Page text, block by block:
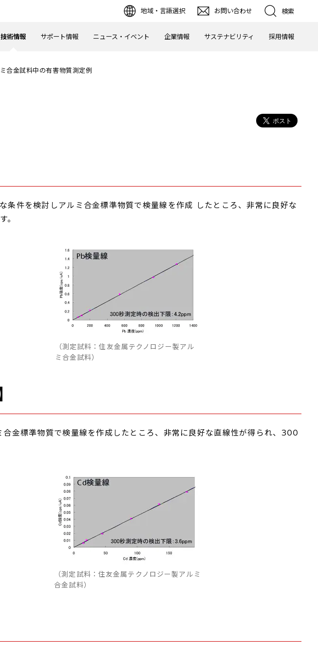
地域・言語選択 お問い合わせ 検索
技術情報 サポート情報 ニュース・イベント 企業情報 サステナビリティ 採用情報
合金試料中の有害物質測定例
件を検討しアルミ合金標準物質で検量線を作成 したところ、非常に良好な
。
（測定試料：住友金属テクノロジー製アル
ミ合金試料）
金標準物質で検量線を作成したところ、非常に良好な直線性が得られ、300
（測定試料：住友金属テクノロジー製アルミ
合金試料）